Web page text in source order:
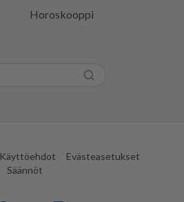
Horoskooppi
Käyttöehdot
Evästeasetukset
Säännöt